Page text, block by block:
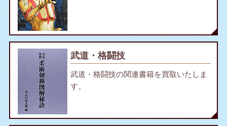
武道・格闘技
武道・格闘技の関連書籍を買取いたしま
す。